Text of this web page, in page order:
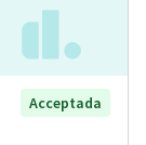
Acceptada